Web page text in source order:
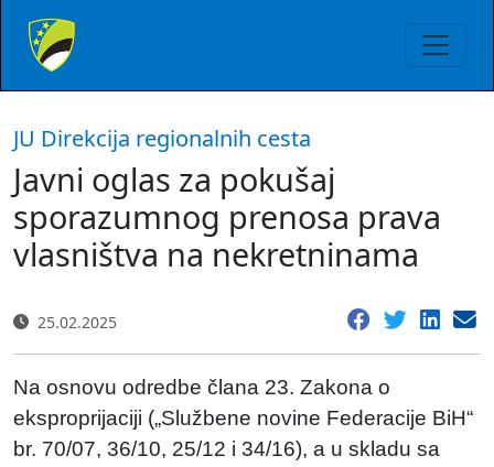
JU Direkcija regionalnih cesta
Javni oglas za pokušaj
sporazumnog prenosa prava
vlasništva na nekretninama
25.02.2025
Na osnovu odredbe člana 23. Zakona o
eksproprijaciji („Službene novine Federacije BiH“
br. 70/07, 36/10, 25/12 i 34/16), a u skladu sa